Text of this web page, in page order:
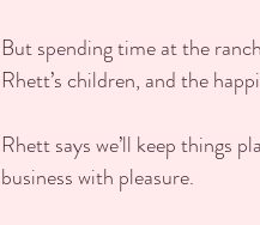
But spending time at the
Rhett’s children, and the
Rhett says we’ll keep things
business with pleasure.